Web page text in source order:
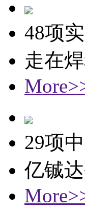
48项
走在
29项
亿铖